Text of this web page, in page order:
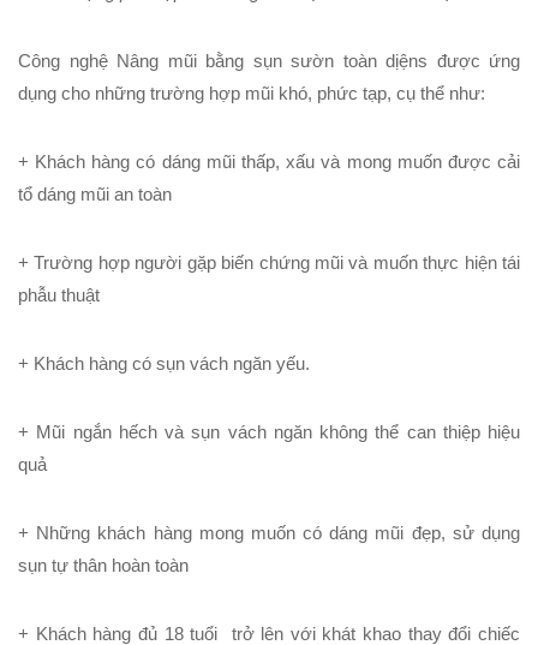
Công nghệ Nâng mũi bằng sụn sườn toàn dịệns được ứng
dụng cho những trường hợp mũi khó, phức tạp, cụ thể như:
+ Khách hàng có dáng mũi thấp, xấu và mong muốn được cải
tổ dáng mũi an toàn
+ Trường hợp người gặp biến chứng mũi và muốn thực hiện tái
phẫu thuật
+ Khách hàng có sụn vách ngăn yếu.
+ Mũi ngắn hếch và sụn vách ngăn không thể can thiệp hiệu
quả
+ Những khách hàng mong muốn có dáng mũi đẹp, sử dụng
sụn tự thân hoàn toàn
+ Khách hàng đủ 18 tuổi trở lên với khát khao thay đổi chiếc